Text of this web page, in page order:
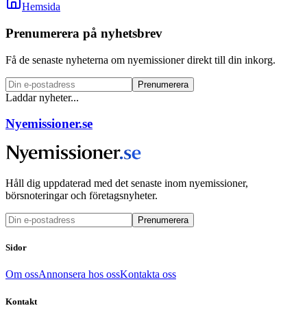
Hemsida
Prenumerera på nyhetsbrev
Få de senaste nyheterna om nyemissioner direkt till din inkorg.
Prenumerera
Laddar nyheter...
Nyemissioner.se
Håll dig uppdaterad med det senaste inom nyemissioner,
börsnoteringar och företagsnyheter.
Prenumerera
Sidor
Om ossAnnonsera hos ossKontakta oss
Kontakt